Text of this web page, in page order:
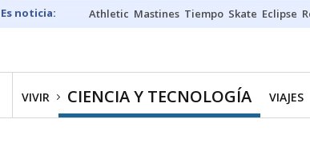
Athletic Mastines Tiempo Skate Eclipse
VIVIR CIENCIA Y TECNOLOGÍA VIAJES